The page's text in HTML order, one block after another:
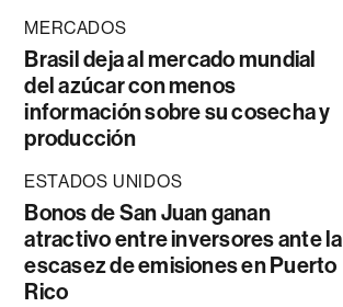
MERCADOS
Brasil deja al mercado mundial
del azúcar con menos
información sobre su cosecha y
producción
ESTADOS UNIDOS
Bonos de San Juan ganan
atractivo entre inversores ante la
escasez de emisiones en Puerto
Rico